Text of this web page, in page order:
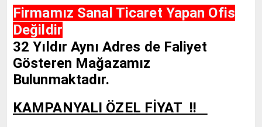
Firmamız Sanal Ticaret Yapan Ofis
Değildir
32 Yıldır Aynı Adres de Faliyet
Gösteren Mağazamız
Bulunmaktadır.
KAMPANYALI ÖZEL FİYAT !!